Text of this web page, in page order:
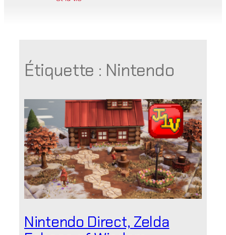
Étiquette : Nintendo
Nintendo Direct, Zelda